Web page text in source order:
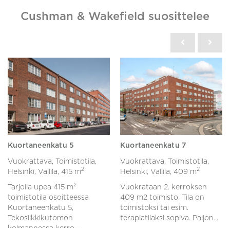
Cushman & Wakefield suosittelee
Kuortaneenkatu 5
Vuokrattava, Toimistotila,
Helsinki, Vallila, 415 m2
Tarjolla upea 415 m²
toimistotila osoitteessa
Kuortaneenkatu 5,
Tekosilkkikutomon
Kuortaneenkatu 7
Vuokrattava, Toimistotila,
Helsinki, Vallila, 409 m2
Vuokrataan 2. kerroksen
409 m2 toimisto. Tila on
toimistoksi tai esim.
terapiatilaksi sopiva. Paljon...